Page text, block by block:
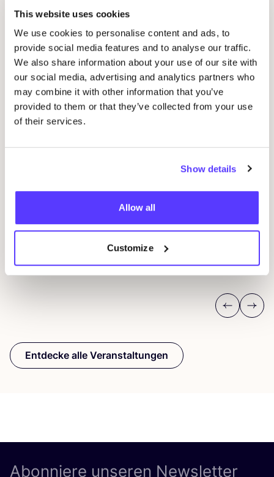
This website uses cookies
We use cookies to personalise content and ads, to
provide social media features and to analyse our traffic.
We also share information about your use of our site with
our social media, advertising and analytics partners who
may combine it with other information that you’ve
provided to them or that they’ve collected from your use
of their services.
Show details
Allow all
Customize
Andere Veranstaltungen
Im Regestall 46, Hamburg, Germany 22359
Shopping-Event
Previous
Next
Entdecke alle Veranstaltungen
Abonniere unseren Newsletter